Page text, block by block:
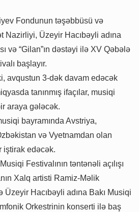
Fondunun təşəbbüsü və
Nazirliyi, Üzeyir Hacıbəyli adına
və “Gilan”ın dəstəyi ilə XV Qəbələ
başlayır.
avqustun 3-dək davam edəcək
tanınmış ifaçılar, musiqi
araya gələcək.
bayramında Avstriya,
və Vyetnamdan olan
iştirak edəcək.
Festivalının təntənəli açılışı
Xalq artisti Ramiz-Məlik
Hacıbəyli adına Bakı Musiqi
Orkestrinin konserti ilə baş